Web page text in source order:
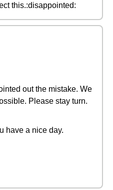
this.:disappointed:
out the mistake. We
Please stay turn.
have a nice day.